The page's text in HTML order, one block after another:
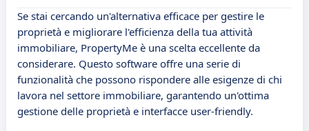
Se stai cercando un'alternativa efficace per gestire le
proprietà e migliorare l'efficienza della tua attività
immobiliare, PropertyMe è una scelta eccellente da
considerare. Questo software offre una serie di
funzionalità che possono rispondere alle esigenze di chi
lavora nel settore immobiliare, garantendo un'ottima
gestione delle proprietà e interfacce user-friendly.